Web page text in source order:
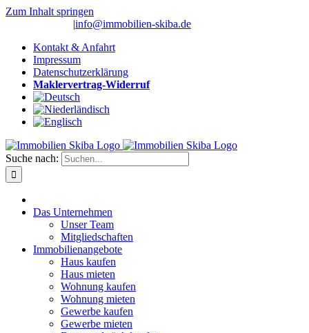
Zum Inhalt springen
|info@immobilien-skiba.de
Kontakt & Anfahrt
Impressum
Datenschutzerklärung
Maklervertrag-Widerruf
Suche nach:
Das Unternehmen
Unser Team
Mitgliedschaften
Immobilienangebote
Haus kaufen
Haus mieten
Wohnung kaufen
Wohnung mieten
Gewerbe kaufen
Gewerbe mieten